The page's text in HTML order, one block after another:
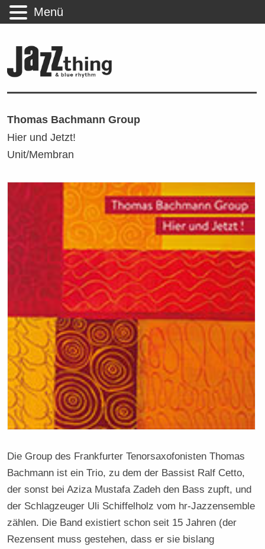
Thomas Bachmann Group
Hier und Jetzt!
Unit/Membran
Die Group des Frankfurter Tenorsaxofonisten Thomas
Bachmann ist ein Trio, zu dem der Bassist Ralf Cetto,
der sonst bei Aziza Mustafa Zadeh den Bass zupft, und
der Schlagzeuger Uli Schiffelholz vom hr-Jazzensemble
zählen. Die Band existiert schon seit 15 Jahren (der
Rezensent muss gestehen, dass er sie bislang
Menü